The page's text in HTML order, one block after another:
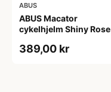
ABUS
ABUS Macator
cykelhjelm Shiny Rose
389,00 kr